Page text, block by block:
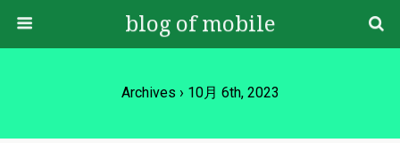
blog of mobile
Archives › 10月 6th, 2023